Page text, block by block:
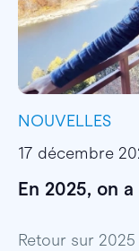
NOUVELLES
17 décembre
En 2025, on
Retour sur